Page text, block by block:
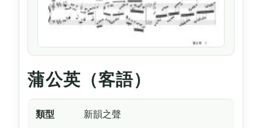
蒲公英（客語）
類型
新韻之聲